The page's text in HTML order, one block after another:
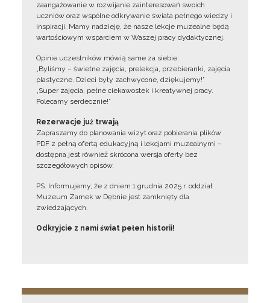
zaangażowanie w rozwijanie zainteresowań swoich
uczniów oraz wspólne odkrywanie świata pełnego wiedzy i
inspiracji. Mamy nadzieję, że nasze lekcje muzealne będą
wartościowym wsparciem w Waszej pracy dydaktycznej.
Opinie uczestników mówią same za siebie:
„Byliśmy – świetne zajęcia, prelekcja, przebieranki, zajęcia
plastyczne. Dzieci były zachwycone, dziękujemy!”
„Super zajęcia, pełne ciekawostek i kreatywnej pracy.
Polecamy serdecznie!”
Rezerwacje już trwają
Zapraszamy do planowania wizyt oraz pobierania plików
PDF z pełną ofertą edukacyjną i lekcjami muzealnymi –
dostępna jest również skrócona wersja oferty bez
szczegółowych opisów.
PS. Informujemy, że z dniem 1 grudnia 2025 r. oddział
Muzeum Zamek w Dębnie jest zamknięty dla
zwiedzających.
Odkryjcie z nami świat pełen historii!